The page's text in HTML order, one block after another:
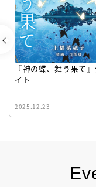
『神の蝶、舞う果て
イト
2025.12.23